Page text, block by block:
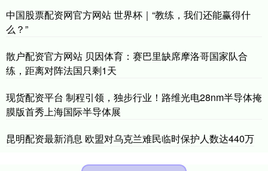
中国股票配资网官方网站 世界杯｜“教练，我们还能赢得什
么？”
散户配资官方网站 贝因体育：赛巴里缺席摩洛哥国家队合
练，距离对阵法国只剩1天
现货配资平台 制程引领，独步行业！路维光电28nm半导体掩
膜版首秀上海国际半导体展
昆明配资最新消息 欧盟对乌克兰难民临时保护人数达440万